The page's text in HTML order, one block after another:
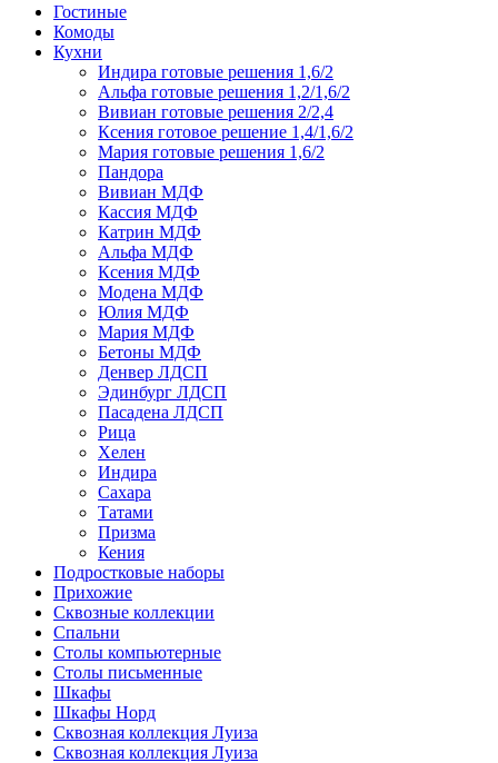
Гостиные
Комоды
Кухни
Индира готовые решения 1,6/2
Альфа готовые решения 1,2/1,6/2
Вивиан готовые решения 2/2,4
Ксения готовое решение 1,4/1,6/2
Мария готовые решения 1,6/2
Пандора
Вивиан МДФ
Кассия МДФ
Катрин МДФ
Альфа МДФ
Ксения МДФ
Модена МДФ
Юлия МДФ
Мария МДФ
Бетоны МДФ
Денвер ЛДСП
Эдинбург ЛДСП
Пасадена ЛДСП
Рица
Хелен
Индира
Сахара
Татами
Призма
Кения
Подростковые наборы
Прихожие
Сквозные коллекции
Спальни
Столы компьютерные
Столы письменные
Шкафы
Шкафы Норд
Сквозная коллекция Луиза
Сквозная коллекция Луиза